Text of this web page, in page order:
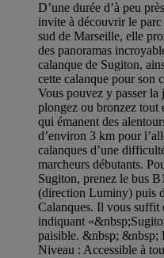
D’une durée d’à peu
invite à découvrir le
sud de Marseille, elle
des panoramas
calanque de Sugiton,
cette calanque pour son
Vous pouvez y passer
plongez ou bronzez tout
qui émanent des
d’environ 3 km pour
calanques d’une
marcheurs débutants.
Sugiton, prenez le bus
(direction Luminy) puis
Calanques. Il vous suffit
indiquant
paisible. &nbsp; &nbsp;
Niveau : Accessible à